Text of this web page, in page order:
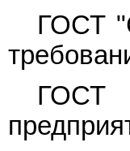
ГОСТ
ГОСТ